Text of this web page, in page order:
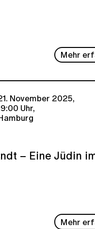
Mehr
November 2025,
Uhr,
– Eine Jüdin
Mehr